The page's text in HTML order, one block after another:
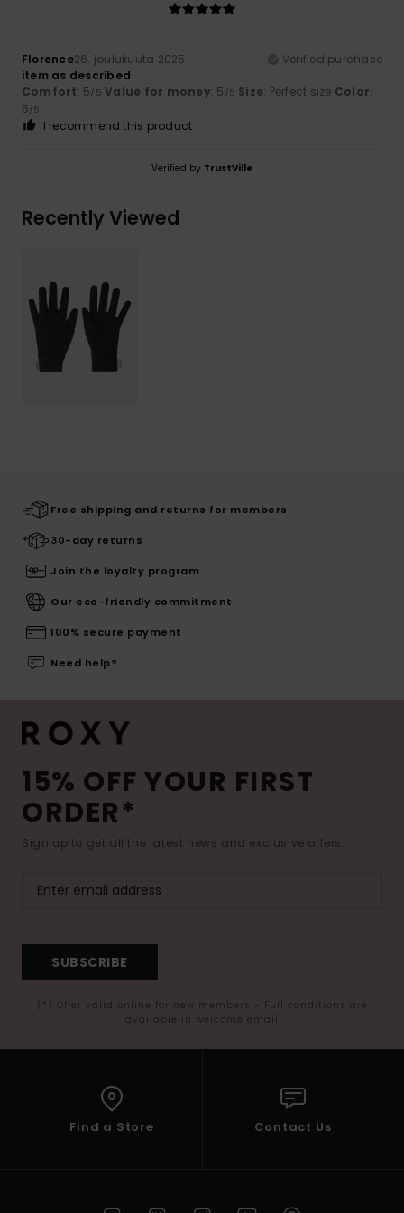
Florence26. joulukuuta 2025
Verified purchase
item as described
Comfort: 5/5 Value for money: 5 /5 Size: Perfect size Color:
5/5
I recommend this product
Verified by TrustVille
Recently Viewed
Free shipping and returns for members
30-day returns
Join the loyalty program
Our eco-friendly commitment
100% secure payment
Need help?
15% OFF YOUR FIRST
ORDER*
Sign up to get all the latest news and exclusive offers.
SUBSCRIBE
(*) Offer valid online for new members - Full conditions are
available in welcome email
Find a Store Contact Us